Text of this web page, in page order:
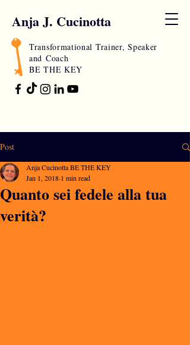
Anja J. Cucinotta
Transformational Trainer, Speaker
and Coach
BE THE KEY
Post
Quanto sei fedele alla tua
verità?
Anja Cucinotta BE THE KEY
Jan 1, 2018 1 min read